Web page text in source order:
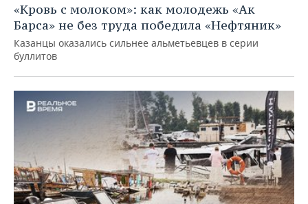
«Кровь с молоком»: как молодежь «Ак
Барса» не без труда победила «Нефтяник»
Казанцы оказались сильнее альметьевцев в серии
буллитов